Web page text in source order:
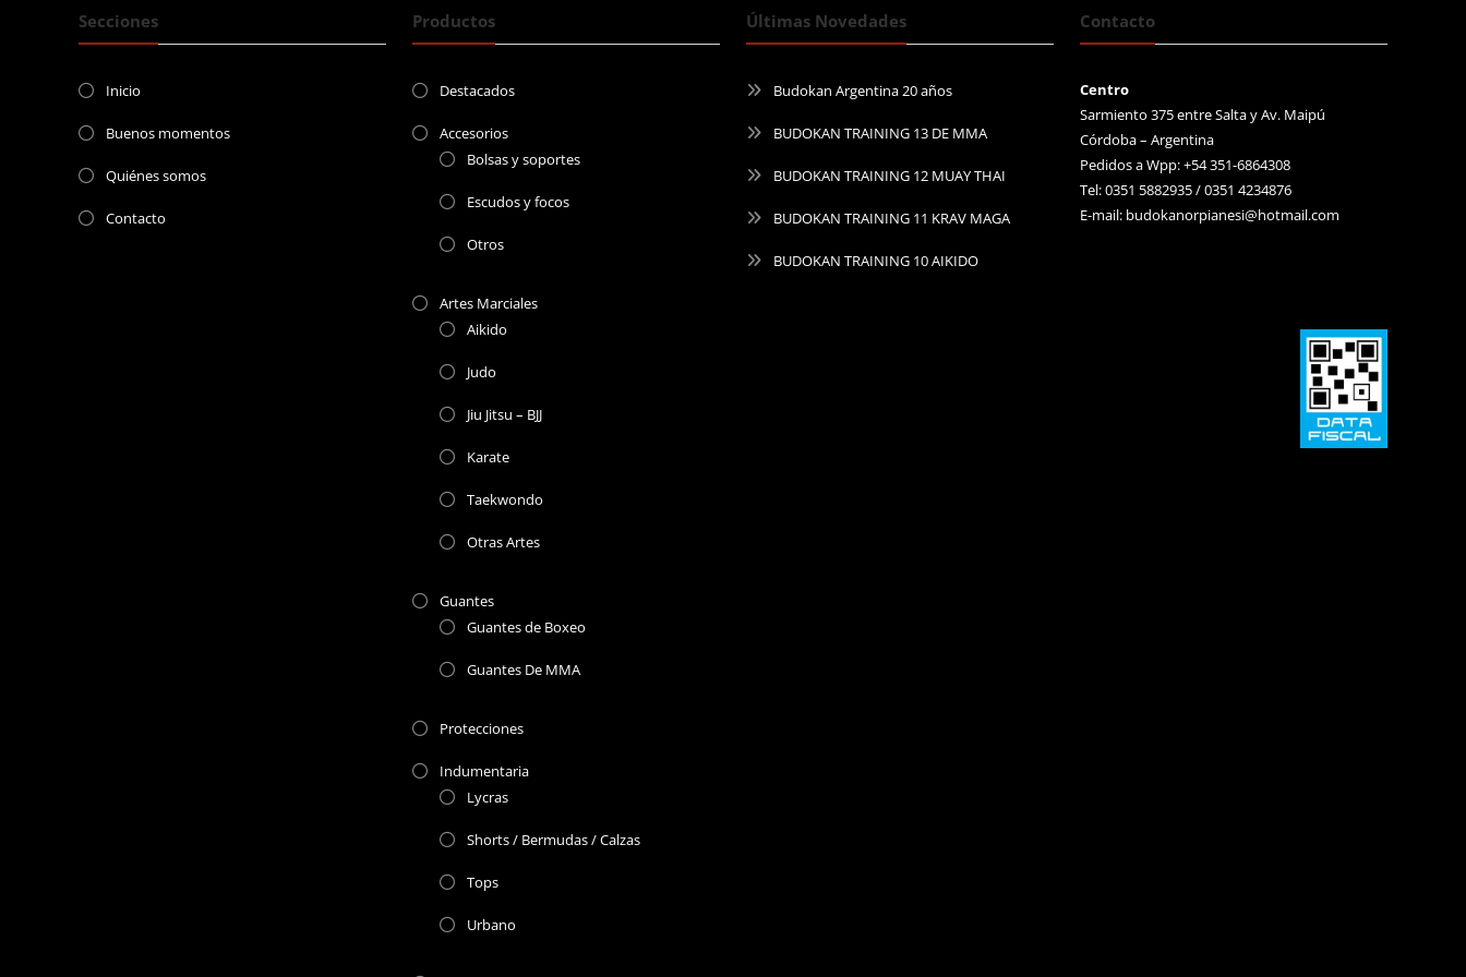
Secciones
Inicio
Buenos momentos
Quiénes somos
Contacto
Productos
Destacados
Accesorios
Bolsas y soportes
Escudos y focos
Otros
Artes Marciales
Aikido
Judo
Jiu Jitsu – BJJ
Karate
Taekwondo
Otras Artes
Guantes
Guantes de Boxeo
Guantes De MMA
Protecciones
Indumentaria
Lycras
Shorts / Bermudas / Calzas
Tops
Urbano
Últimas Novedades
Budokan Argentina 20 años
BUDOKAN TRAINING 13 DE MMA
BUDOKAN TRAINING 12 MUAY THAI
BUDOKAN TRAINING 11 KRAV MAGA
BUDOKAN TRAINING 10 AIKIDO
Contacto
Centro
Sarmiento 375 entre Salta y Av. Maipú
Córdoba – Argentina
Pedidos a Wpp: +54 351-6864308
Tel: 0351 5882935 / 0351 4234876
E-mail: budokanorpianesi@hotmail.com